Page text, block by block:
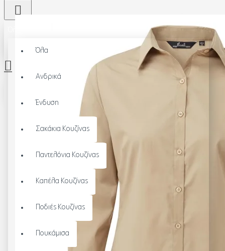
Όλα
Ανδρικά
Ένδυση
Σακάκια Κουζίνας
Παντελόνια Κουζίνας
Καπέλα Κουζίνας
Ποδιές Κουζίνας
Πουκάμισα
Το καλάθι αγορών είναι άδειο!